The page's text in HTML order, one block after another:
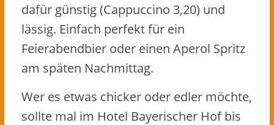
dafür günstig (Cappuccino 3,20) und
lässig. Einfach perfekt für ein
Feierabendbier oder einen Aperol Spritz
am späten Nachmittag.
Wer es etwas chicker oder edler möchte,
sollte mal im Hotel Bayerischer Hof bis